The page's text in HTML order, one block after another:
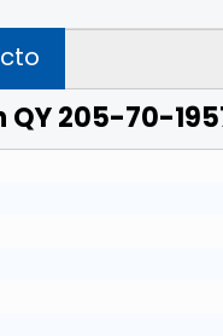
205-70-